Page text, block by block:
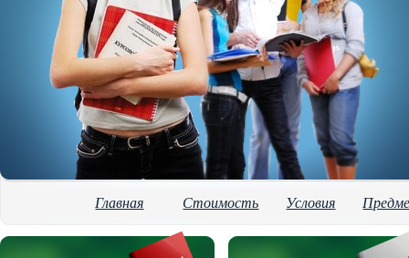
Главная Стоимость Условия